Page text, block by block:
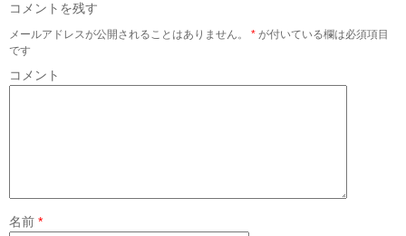
コメントを残す
メールアドレスが公開されることはありません。 * が付いている欄は必須項目
です
コメント
名前 *